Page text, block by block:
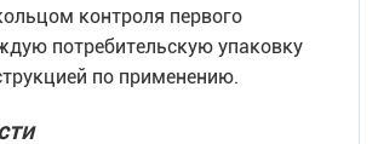
контроля первого
потребительскую упаковку
по применению.